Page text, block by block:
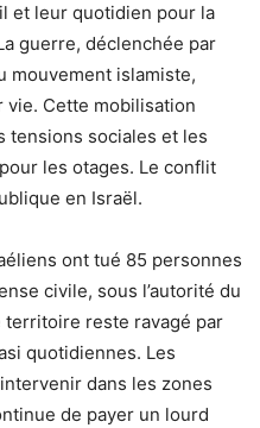
et leur quotidien pour la
guerre, déclenchée par
mouvement islamiste,
Cette mobilisation
tensions sociales et les
les otages. Le conflit
en Israël.
ont tué 85 personnes
civile, sous l’autorité du
territoire reste ravagé par
quotidiennes. Les
dans les zones
de payer un lourd